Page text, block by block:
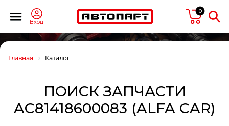
Вход
0
Главная Каталог
ПОИСК ЗАПЧАСТИ
AC81418600083 (ALFA CAR)